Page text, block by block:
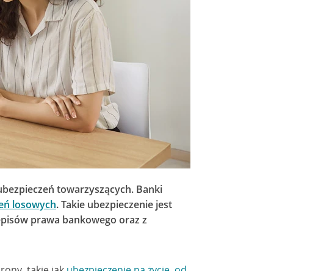
towarzyszących. Banki
losowych. Takie ubezpieczenie jest
prawa bankowego oraz z